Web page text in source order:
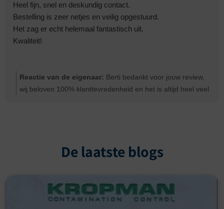
Heel fijn, snel en deskundig contact.
Bestelling is zeer netjes en veilig opgestuurd.
Het zag er echt helemaal fantastisch uit.
Kwaliteit!
Reactie van de eigenaar: Berti bedankt voor jouw review,
wij beloven 100% klanttevredenheid en het is altijd heel veel
De laatste blogs